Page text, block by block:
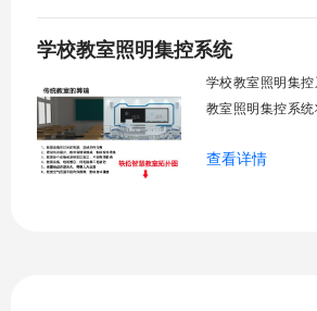
警。管理人员通
工巡检工作量，延
学校教室照明集控系统
学校教室照明集
教室照明集控系
关、按需调光、定
查看详情